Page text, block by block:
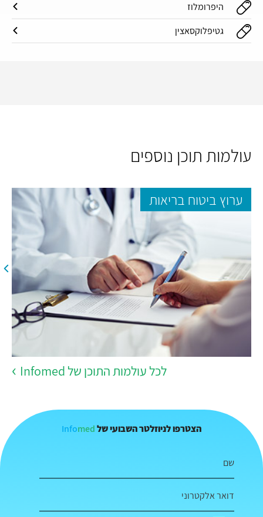
היפרומלוז
גטיפלוקסאצין
עולמות תוכן נוספים
ערוץ ביטוח בריאות
לכל עולמות התוכן של Infomed
הצטרפו לניוזלטר השבועי של Infomed
שם
דואר אלקטרוני